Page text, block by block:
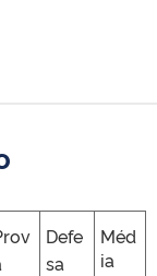
Defe
sa
Méd
ia